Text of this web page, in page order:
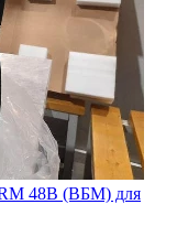
48В (ВБМ) для